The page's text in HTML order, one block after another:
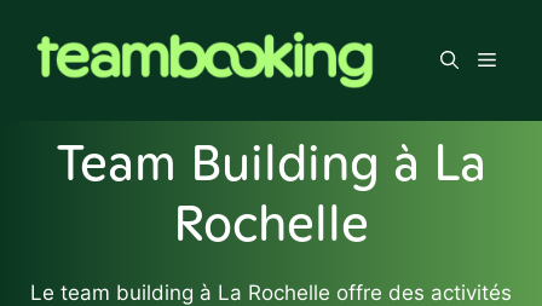
contenu
Menu
Team Building à La
Rochelle
Le team building à La Rochelle offre des activités